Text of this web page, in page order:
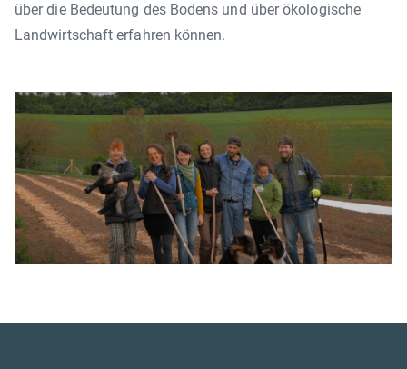
über die Bedeutung des Bodens und über ökologische
Landwirtschaft erfahren können.